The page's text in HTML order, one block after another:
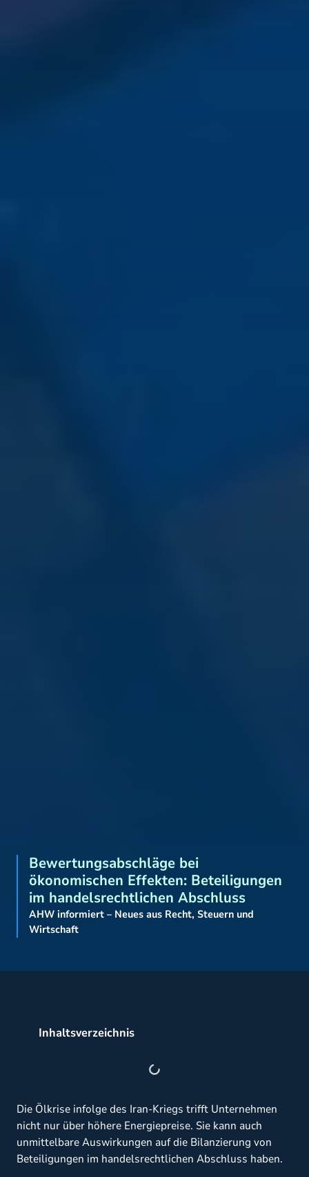
Bewertungsabschläge bei
ökonomischen Effekten: Beteiligungen
im handelsrechtlichen Abschluss
AHW informiert – Neues aus Recht, Steuern und
Wirtschaft
Inhaltsverzeichnis
Die Ölkrise infolge des Iran-Kriegs trifft Unternehmen
nicht nur über höhere Energiepreise. Sie kann auch
unmittelbare Auswirkungen auf die Bilanzierung von
Beteiligungen im handelsrechtlichen Abschluss haben.